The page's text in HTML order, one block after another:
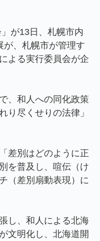
が13日、札幌市内
が、札幌市が管理す
よる実行委員会が企
、和人への同化政策
り尽くせりの法律」
差別はどのように正
を普及し、喧伝（け
（差別扇動表現）に
し、和人による北海
文明化し、北海道開